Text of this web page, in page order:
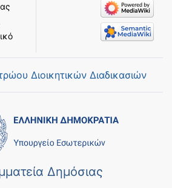
Διοικητικών Διαδικασιών
Δημόσιας